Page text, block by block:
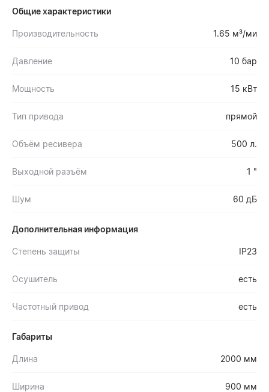
Общие характеристики
Производительность 1.65 м³/ми
Давление 10 бар
Мощность 15 кВт
Тип привода прямой
Объём ресивера 500 л.
Выходной разъём 1 "
Шум 60 дБ
Дополнительная информация
Степень защиты IP23
Осушитель есть
Частотный привод есть
Габариты
Длина 2000 мм
Ширина 900 мм